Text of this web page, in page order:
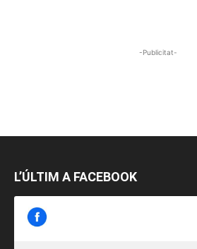
-Publicitat-
L’ÚLTIM A FACEBOOK